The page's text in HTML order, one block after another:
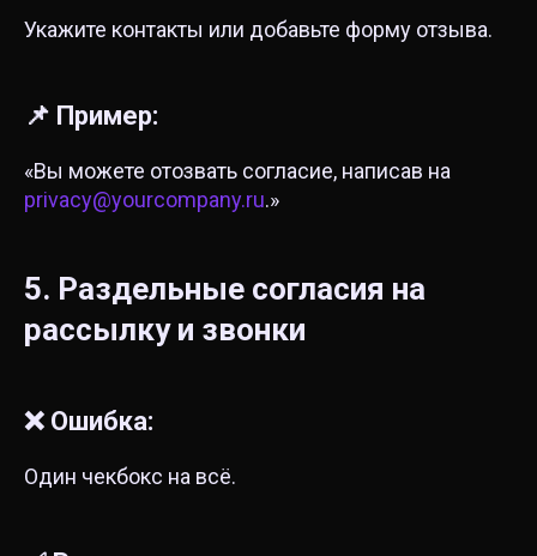
Укажите контакты или добавьте форму отзыва.
📌 Пример:
«Вы можете отозвать согласие, написав на
privacy@yourcompany.ru.»
5. Раздельные согласия на
рассылку и звонки
❌ Ошибка:
Один чекбокс на всё.